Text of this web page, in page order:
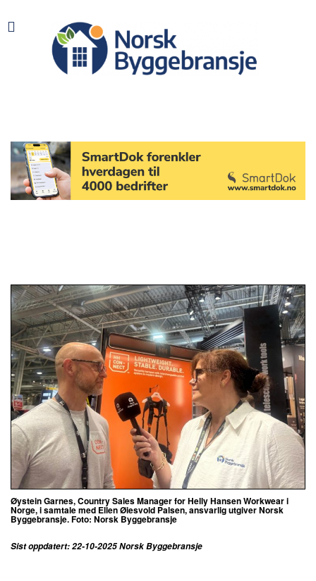
Øystein Garnes, Country Sales Manager for Helly Hansen Workwear i
Norge, i samtale med Ellen Øiesvold Palsen, ansvarlig utgiver Norsk
Byggebransje. Foto: Norsk Byggebransje
Sist oppdatert: 22-10-2025 Norsk Byggebransje